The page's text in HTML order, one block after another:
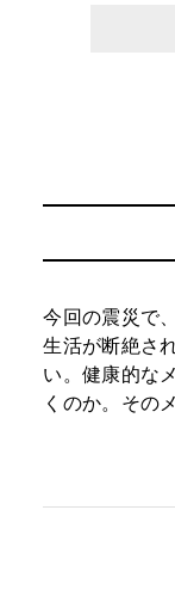
今回の震災で
生活が断絶さ
い。健康的な
くのか。その